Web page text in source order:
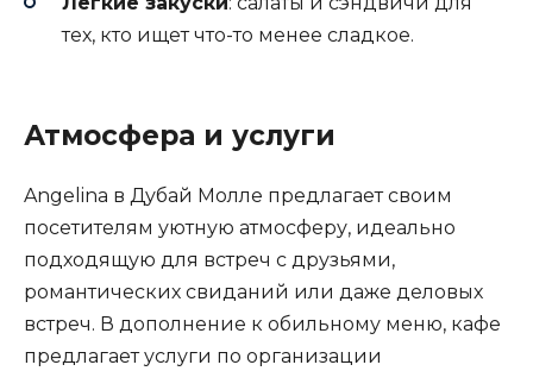
тех, кто ищет что-то менее сладкое.
Атмосфера и услуги
Angelina в Дубай Молле предлагает своим
посетителям уютную атмосферу, идеально
подходящую для встреч с друзьями,
романтических свиданий или даже деловых
встреч. В дополнение к обильному меню, кафе
предлагает услуги по организации